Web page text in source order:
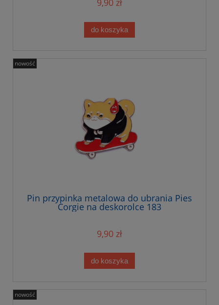
9,90 zł
do koszyka
Pin przypinka metalowa do ubrania Pies
Corgie na deskorolce 183
9,90 zł
do koszyka
nowość
nowość